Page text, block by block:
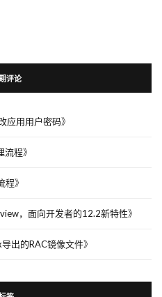
评论
应用用户密码》
流程》
程》
，面向开发者的12.2新特性》
出的RAC镜像文件》